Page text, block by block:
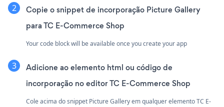
Copie o snippet de incorporação Picture Gallery
para TC E-Commerce Shop
Your code block will be available once you create your app
Adicione ao elemento html ou código de
incorporação no editor TC E-Commerce Shop
Cole acima do snippet Picture Gallery em qualquer elemento TC E-